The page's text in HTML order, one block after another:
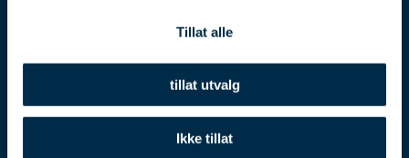
Tillat alle
tillat utvalg
Ikke tillat
HVEM ER VI?